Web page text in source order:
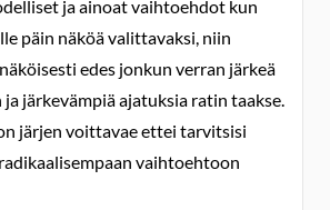
ja ainoat vaihtoehdot kun
päin näköä valittavaksi, niin
edes jonkun verran järkeä
ja järkevämpiä ajatuksia ratin taakse.
järjen voittavae ettei tarvitsisi
vaihtoehtoon